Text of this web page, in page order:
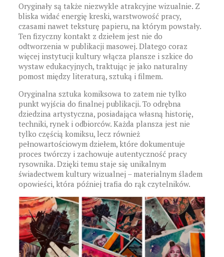
Oryginały są także niezwykle atrakcyjne wizualnie. Z
bliska widać energię kreski, warstwowość pracy,
czasami nawet teksturę papieru, na którym powstały.
Ten fizyczny kontakt z dziełem jest nie do
odtworzenia w publikacji masowej. Dlatego coraz
więcej instytucji kultury włącza plansze i szkice do
wystaw edukacyjnych, traktując je jako naturalny
pomost między literaturą, sztuką i filmem.
Oryginalna sztuka komiksowa to zatem nie tylko
punkt wyjścia do finalnej publikacji. To odrębna
dziedzina artystyczna, posiadająca własną historię,
techniki, rynek i odbiorców. Każda plansza jest nie
tylko częścią komiksu, lecz również
pełnowartościowym dziełem, które dokumentuje
proces twórczy i zachowuje autentyczność pracy
rysownika. Dzięki temu staje się unikalnym
świadectwem kultury wizualnej – materialnym śladem
opowieści, która później trafia do rąk czytelników.